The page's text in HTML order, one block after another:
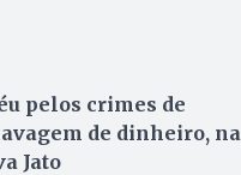
pelos crimes de
de dinheiro, na
Jato